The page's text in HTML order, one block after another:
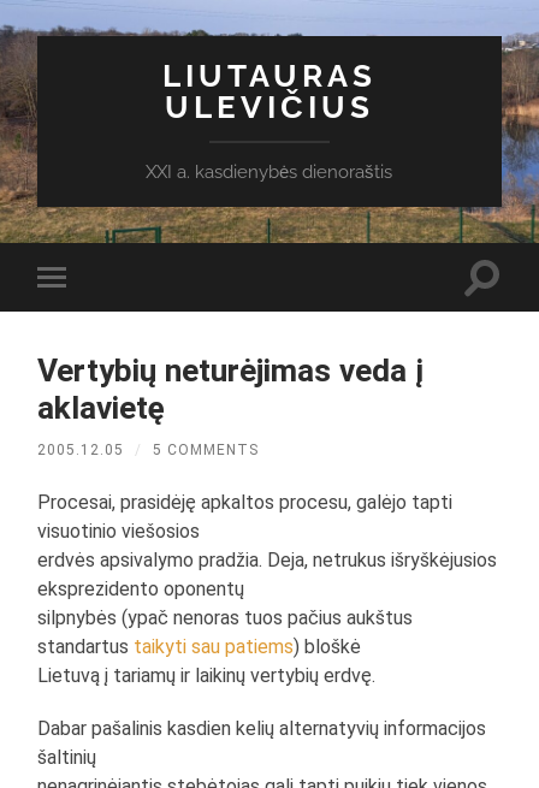
LIUTAURAS
ULEVIČIUS
XXI a. kasdienybės dienoraštis
Toggle
mobile
Vertybių neturėjimas veda į
aklavietę
2005.12.05 / 5 COMMENTS
Procesai, prasidėję apkaltos procesu, galėjo tapti
visuotinio viešosios
erdvės apsivalymo pradžia. Deja, netrukus išryškėjusios
eksprezidento oponentų
silpnybės (ypač nenoras tuos pačius aukštus
standartus taikyti sau patiems) bloškė
Lietuvą į tariamų ir laikinų vertybių erdvę.
Dabar pašalinis kasdien kelių alternatyvių informacijos
šaltinių